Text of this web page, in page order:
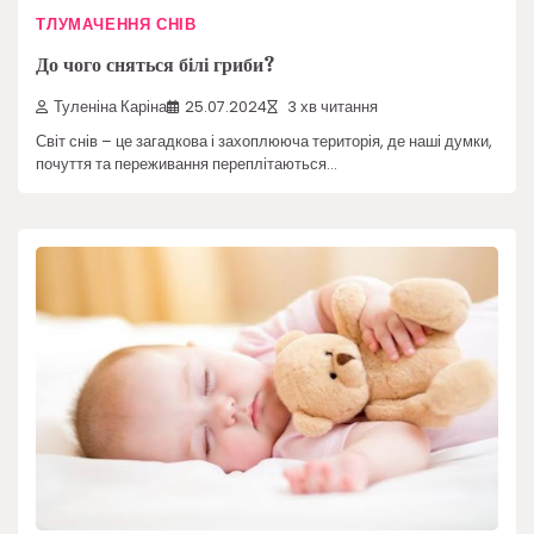
ТЛУМАЧЕННЯ СНІВ
До чого сняться білі гриби?
Туленіна Каріна 25.07.2024 3 хв читання
Світ снів – це загадкова і захоплююча територія, де наші думки,
почуття та переживання переплітаються…